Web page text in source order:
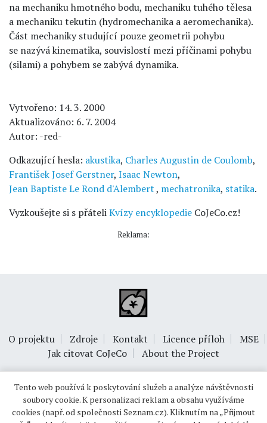
na mechaniku hmotného bodu, mechaniku tuhého tělesa
a mechaniku tekutin (hydromechanika a aeromechanika).
Část mechaniky studující pouze geometrii pohybu
se nazývá kinematika, souvislostí mezi příčinami pohybu
(silami) a pohybem se zabývá dynamika.
Vytvořeno: 14. 3. 2000
Aktualizováno: 6. 7. 2004
Autor: -red-
Odkazující hesla: akustika, Charles Augustin de Coulomb,
František Josef Gerstner, Isaac Newton,
Jean Baptiste Le Rond d'Alembert, mechatronika, statika.
Vyzkoušejte si s přáteliKvízy encyklopedie CoJeCo.cz!
Reklama:
O projektu Zdroje Kontakt Licence příloh
MSE
Jak citovat CoJeCo
About the Project
Tento web používá k poskytování služeb a analýze návštěvnosti
soubory cookie. K personalizaci reklam a obsahu využíváme
cookies (např. od společnosti Seznam.cz). Kliknutím na „Přijmout